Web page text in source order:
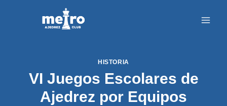
HISTORIA
VI Juegos Escolares de
Ajedrez por Equipos